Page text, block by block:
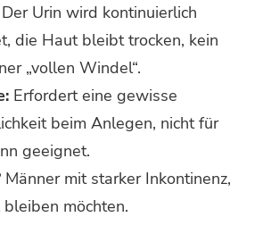
Der Urin wird kontinuierlich
die Haut bleibt trocken, kein
„vollen Windel“.
Erfordert eine gewisse
beim Anlegen, nicht für
geeignet.
Männer mit starker Inkontinenz,
möchten.